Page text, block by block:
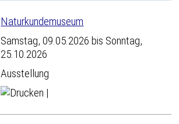
Naturkundemuseum
Samstag, 09.05.2026 bis Sonntag,
25.10.2026
Ausstellung
|